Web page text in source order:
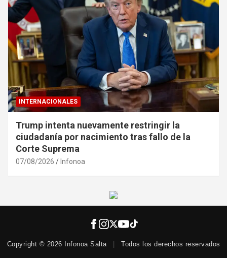
INTERNACIONALES
Trump intenta nuevamente restringir la
ciudadanía por nacimiento tras fallo de la
Corte Suprema
07/08/2026 Infonoa
Copyright © 2026 Infonoa Salta Todos los derechos reservados